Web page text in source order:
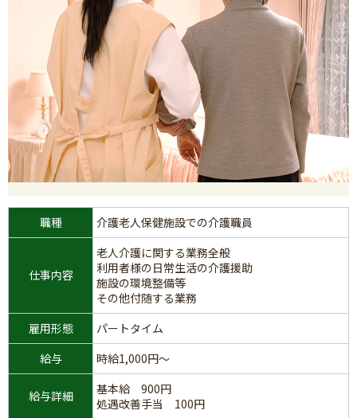
職種 介護老人保健施設での介護職員
仕事内容
老人介護に関する業務全般
利用者様の日常生活の介護援助
施設の環境整備等
その他付随する業務
雇用形態
パートタイム
給与
時給1,000円～
給与詳細
基本給 900円
処遇改善手当 100円